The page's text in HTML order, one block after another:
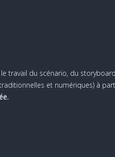
travail du scénario, du
et numériques) à